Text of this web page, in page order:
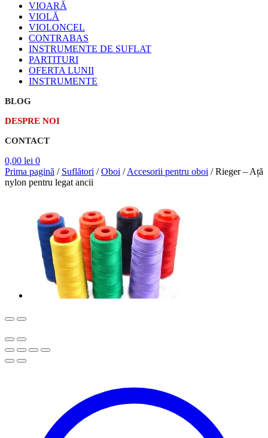
VIOARĂ
VIOLĂ
VIOLONCEL
CONTRABAS
INSTRUMENTE DE SUFLAT
PARTITURI
OFERTA LUNII
INSTRUMENTE
BLOG
DESPRE NOI
CONTACT
0,00 lei 0
Prima pagină / Suflători /Oboi /Accesorii pentru oboi /Rieger – Ață
nylon pentru legat ancii